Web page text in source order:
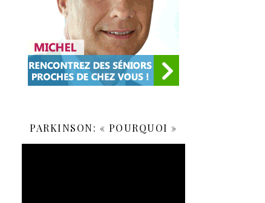
PARKINSON: « POURQUOI »